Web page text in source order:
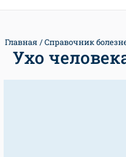
Главная Справочник
Ухо